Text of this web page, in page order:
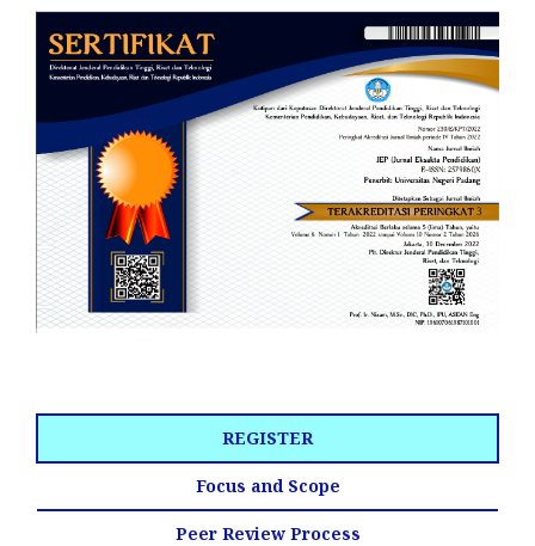
REGISTER
Focus and Scope
Peer Review Process